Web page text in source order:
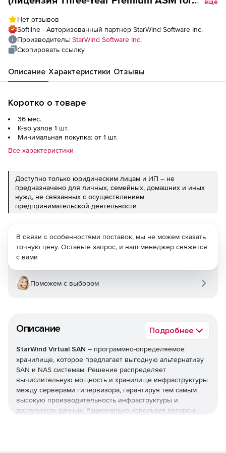
Professional Edition (per 1 node)
еще
Нет отзывов
Softline - Авторизованный партнер StarWind Software Inc.
Производитель: StarWind Software Inc.
Скопировать ссылку
Описание Характеристики Отзывы
Коротко о товаре
36 мес.
К-во узлов 1 шт.
Минимальная покупка: от 1 шт.
Все характеристики
Доступно только юридическим лицам и ИП – не
предназначено для личных, семейных, домашних и иных
нужд, не связанных с осуществлением
предпринимательской деятельности
Описание Подробнее
StarWind Virtual SAN – программно-определяемое
хранилище, которое предлагает выгодную альтернативу
SAN и NAS системам. Решение распределяет
вычислительную мощность и хранилище инфраструктуры
между серверами гипервизора, гарантируя тем самым
высокую производительность инфраструктуры и
доступность данных. Рационально используя ресурсы
В связи с особенностями поставок, мы не можем сказать
точную цену. Оставьте запрос, и наш менеджер свяжется
с вами
Поможем с выбором